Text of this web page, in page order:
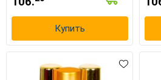
Выберите язык
Купить